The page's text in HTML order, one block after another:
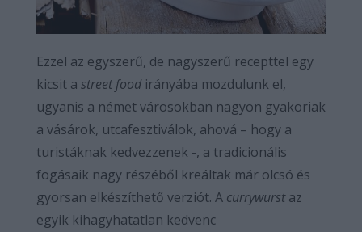
Ezzel az egyszerű, de nagyszerű recepttel egy
kicsit a street food irányába mozdulunk el,
ugyanis a német városokban nagyon gyakoriak
a vásárok, utcafesztiválok, ahová – hogy a
turistáknak kedvezzenek -, a tradicionális
fogásaik nagy részéből kreáltak már olcsó és
gyorsan elkészíthető verziót. A currywurstaz
egyik kihagyhatatlan kedvenc